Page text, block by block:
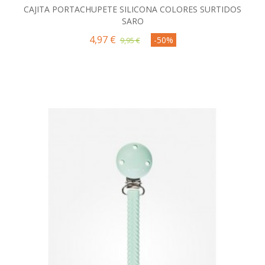
CAJITA PORTACHUPETE SILICONA COLORES SURTIDOS
SARO
4,97 € 9,95 € -50%